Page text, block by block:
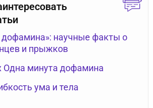
дофамина»: научные факты о
и прыжков
Одна минута дофамина
ума и тела